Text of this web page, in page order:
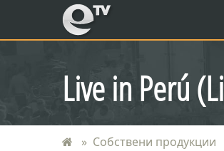
eTV
Live in Perú
Собствени продукции